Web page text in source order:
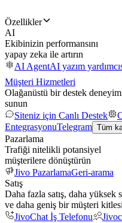
Özellikler
AI
Ekibinizin performansını
yapay zeka ile artırın
AI AgentAI yazım
Müşteri Hizmetleri
Olağanüstü bir destek
sunun
Siteniz için Canlı Destek
EntegrasyonuTelegram Tüm
Pazarlama
Trafiği nitelikli potansiyel
müşterilere dönüştürün
Jivo PazarlamaGeri-arama
Satış
Daha fazla satış, daha yüksek
ve daha geniş bir müşteri
JivoChat İş Telefonu